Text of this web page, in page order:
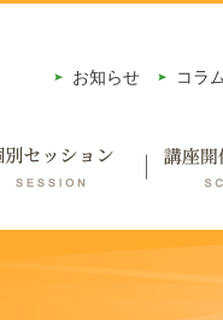
お知らせ コラム